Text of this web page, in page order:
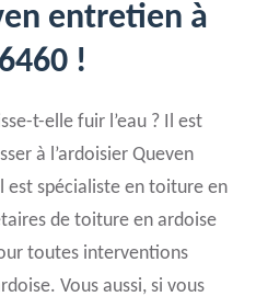
entretien à
!
t-elle fuir l’eau ? Il est
à l’ardoisier Queven
est spécialiste en toiture en
de toiture en ardoise
toutes interventions
Vous aussi, si vous